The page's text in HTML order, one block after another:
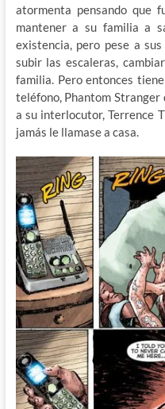
atormenta pensando que
mantener a su familia a
existencia, pero pese a
subir las escaleras,
familia. Pero entonces
teléfono, Phantom Stranger
a su interlocutor, Terrence
jamás le llamase a casa.